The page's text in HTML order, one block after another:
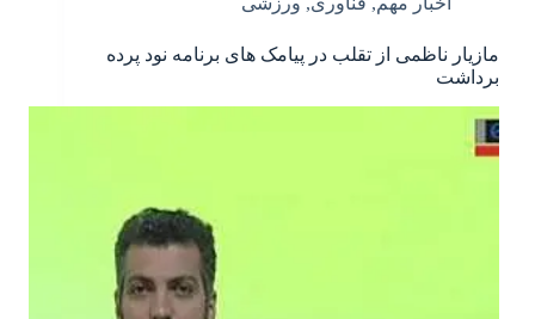
مازیار ناظمی از تقلب در پیامک های برنامه نود پرده
برداشت